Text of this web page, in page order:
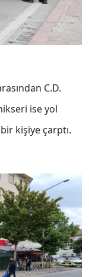
C.D.
iseyol
kişiye çarptı.